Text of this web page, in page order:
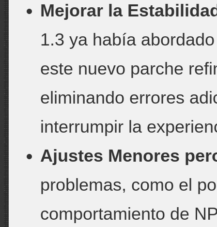
Mejorar la
1.3 ya había
este nuevo parche
eliminando errores
interrumpir la
Ajustes Menores
problemas, como el
comportamiento de